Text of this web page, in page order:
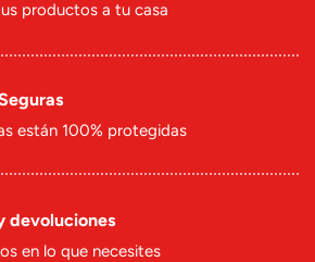
productos a tu casa
están 100% protegidas
devoluciones
en lo que necesites